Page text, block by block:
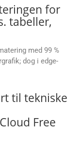
for
tabeller,
med 99 %
dog i edge-
til tekniske
Free